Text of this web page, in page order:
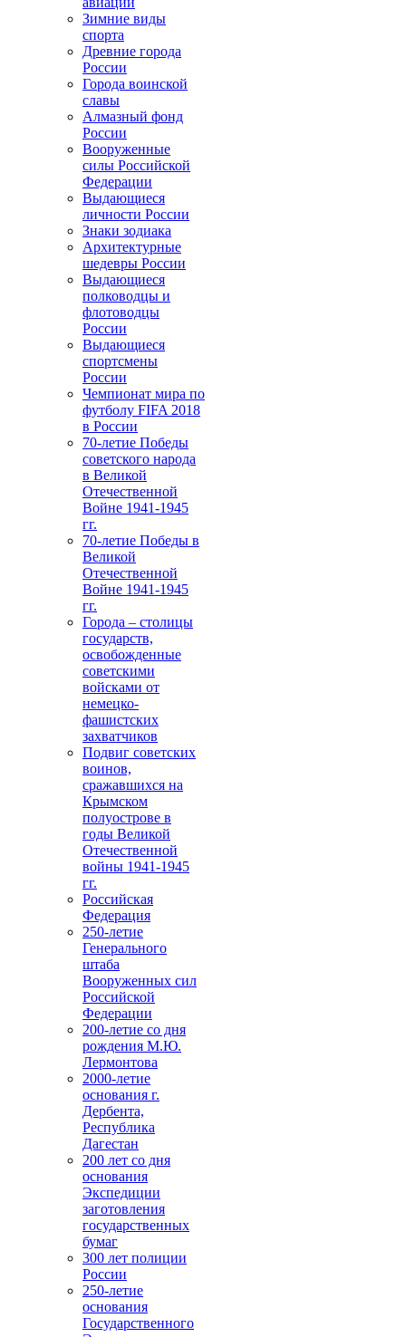
Зимние виды
спорта
Древние города
России
Города воинской
славы
Алмазный фонд
России
Вооруженные
силы Российской
Федерации
Выдающиеся
личности России
Знаки зодиака
Архитектурные
шедевры России
Выдающиеся
полководцы и
флотоводцы
России
Выдающиеся
спортсмены
России
Чемпионат мира по
футболу FIFA 2018
в России
70-летие Победы
советского народа
в Великой
Отечественной
Войне 1941-1945
гг.
70-летие Победы в
Великой
Отечественной
Войне 1941-1945
гг.
Города – столицы
государств,
освобожденные
советскими
войсками от
немецко-
фашистских
захватчиков
Подвиг советских
воинов,
сражавшихся на
Крымском
полуострове в
годы Великой
Отечественной
войны 1941-1945
гг.
Российская
Федерация
250-летие
Генерального
штаба
Вооруженных сил
Российской
Федерации
200-летие со дня
рождения М.Ю.
Лермонтова
2000-летие
основания г.
Дербента,
Республика
Дагестан
200 лет со дня
основания
Экспедиции
заготовления
государственных
бумаг
300 лет полиции
России
250-летие
основания
Государственного